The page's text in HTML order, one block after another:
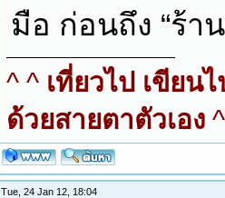
มือ ก่อนถึง “ร้า
^ ^ เที่ยวไป เขียน
ด้วยสายตาตัวเอง
Tue, 24 Jan 12, 18:04